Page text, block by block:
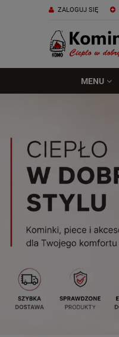
ZALOGUJ SIĘ
MENU